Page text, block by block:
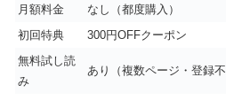
月額料金
なし（都度購入）
初回特典
300円OFFクーポン
無料試し読
み
あり（複数ページ・登録不